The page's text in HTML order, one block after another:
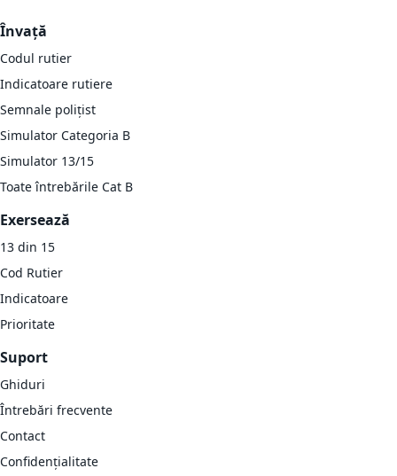
Învață
Codul rutier
Indicatoare rutiere
Semnale polițist
Simulator Categoria B
Simulator 13/15
Toate întrebările Cat B
Exersează
13 din 15
Cod Rutier
Indicatoare
Prioritate
Suport
Ghiduri
Întrebări frecvente
Contact
Confidențialitate